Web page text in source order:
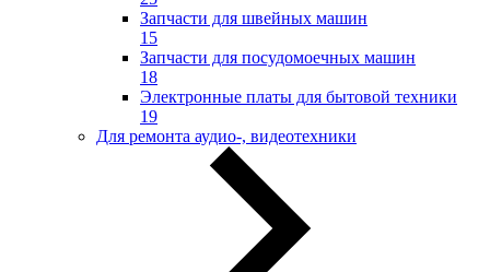
Запчасти для швейных машин
15
Запчасти для посудомоечных машин
18
Электронные платы для бытовой техники
19
Для ремонта аудио-, видеотехники